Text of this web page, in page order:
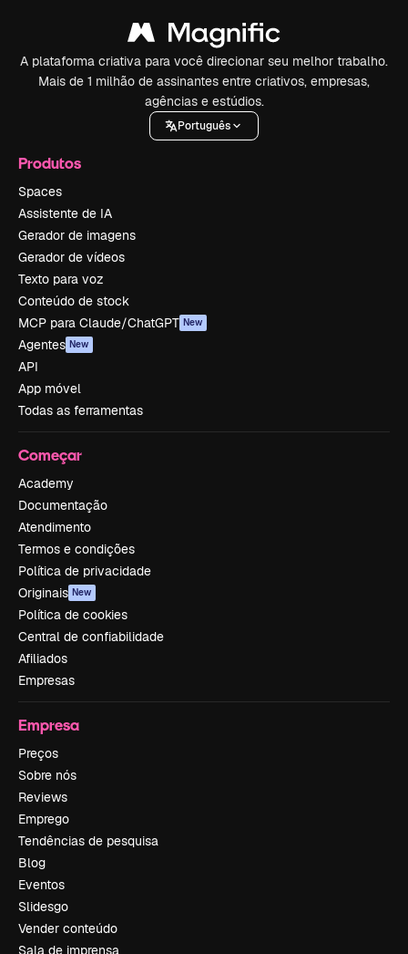
A plataforma criativa para você direcionar seu melhor trabalho.
Mais de 1 milhão de assinantes entre criativos, empresas,
agências e estúdios.
Português
Produtos
Spaces
Assistente de IA
Gerador de imagens
Gerador de vídeos
Texto para voz
Conteúdo de stock
MCP para Claude/ChatGPT New
Agentes New
API
App móvel
Todas as ferramentas
Começar
Academy
Documentação
Atendimento
Termos e condições
Política de privacidade
Originais New
Política de cookies
Central de confiabilidade
Afiliados
Empresas
Empresa
Preços
Sobre nós
Reviews
Emprego
Tendências de pesquisa
Blog
Eventos
Slidesgo
Vender conteúdo
Sala de imprensa